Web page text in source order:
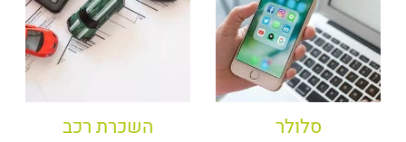
סלולר השכרת רכב